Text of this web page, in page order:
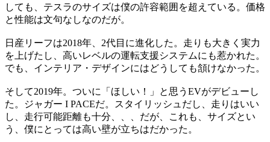
しても、テスラのサイズは僕の許容範囲を超えている。価格
と性能は文句なしなのだが。
日産リーフは2018年、2代目に進化した。走りも大きく実力
を上げたし、高いレベルの運転支援システムにも惹かれた。
でも、インテリア・デザインにはどうしても頷けなかった。
そして2019年。ついに「ほしい！」と思うEVがデビューし
た。ジャガー I PACEだ。スタイリッシュだし、走りはいい
し、走行可能距離も十分、、、だが、これも、サイズとい
う、僕にとっては高い壁が立ちはだかった。